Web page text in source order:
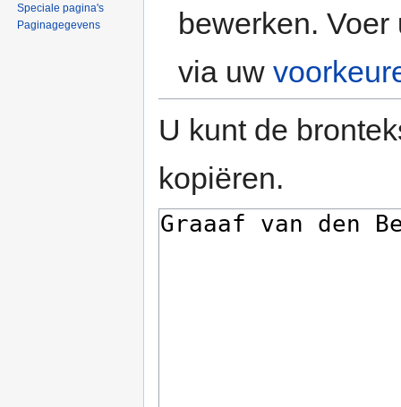
bewerken.
via uw
U kunt de
kopiëren.
Speciale pagina's
Paginagegevens